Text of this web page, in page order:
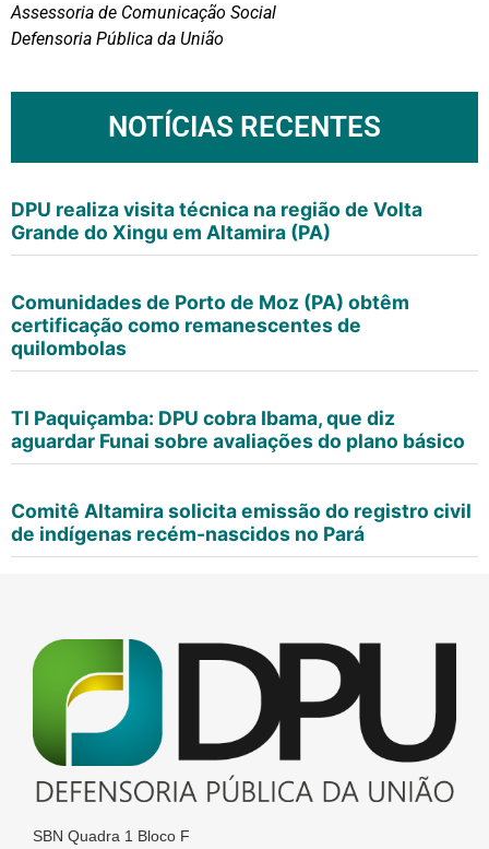
Assessoria de Comunicação Social
Defensoria Pública da União
NOTÍCIAS RECENTES
DPU realiza visita técnica na região de Volta
Grande do Xingu em Altamira (PA)
Comunidades de Porto de Moz (PA) obtêm
certificação como remanescentes de
quilombolas
TI Paquiçamba: DPU cobra Ibama, que diz
aguardar Funai sobre avaliações do plano básico
Comitê Altamira solicita emissão do registro civil
de indígenas recém-nascidos no Pará
SBN Quadra 1 Bloco F